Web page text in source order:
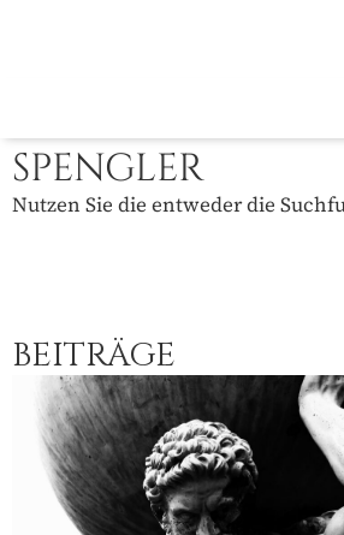
SPENGLER
Nutzen Sie die entweder die
BEITRÄGE